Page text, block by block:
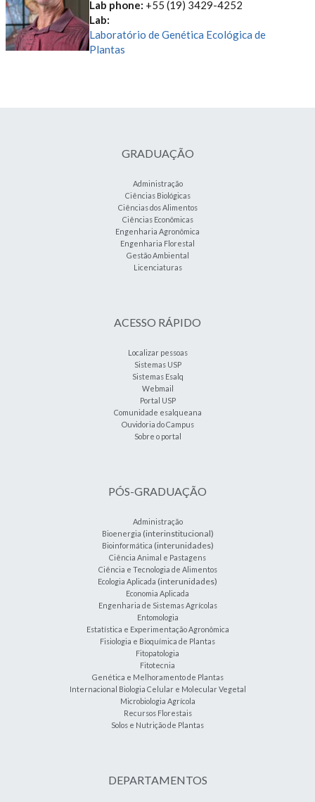
Lab phone: +55 (19) 3429-4252
Lab:
Laboratório de Genética Ecológica de
Plantas
GRADUAÇÃO
Administração
Ciências Biológicas
Ciências dos Alimentos
Ciências Econômicas
Engenharia Agronômica
Engenharia Florestal
Gestão Ambiental
Licenciaturas
ACESSO RÁPIDO
Localizar pessoas
Sistemas USP
Sistemas Esalq
Webmail
Portal USP
Comunidade esalqueana
Ouvidoria do Campus
Sobre o portal
PÓS-GRADUAÇÃO
Administração
Bioenergia (interinstitucional)
Bioinformática (interunidades)
Ciência Animal e Pastagens
Ciência e Tecnologia de Alimentos
Ecologia Aplicada (interunidades)
Economia Aplicada
Engenharia de Sistemas Agrícolas
Entomologia
Estatística e Experimentação Agronômica
Fisiologia e Bioquímica de Plantas
Fitopatologia
Fitotecnia
Genética e Melhoramento de Plantas
Internacional Biologia Celular e Molecular Vegetal
Microbiologia Agrícola
Recursos Florestais
Solos e Nutrição de Plantas
DEPARTAMENTOS